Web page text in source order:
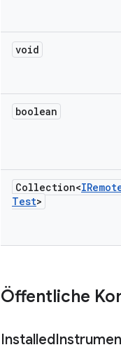
void
boolean
Collection<
Test>
Öffentliche
Installed